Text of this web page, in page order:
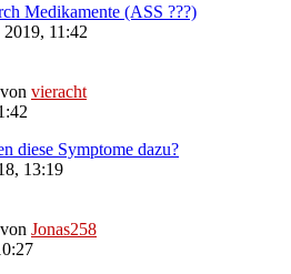
Medikamente (ASS ???)
2019, 11:42
von vieracht
diese Symptome dazu?
13:19
von Jonas258